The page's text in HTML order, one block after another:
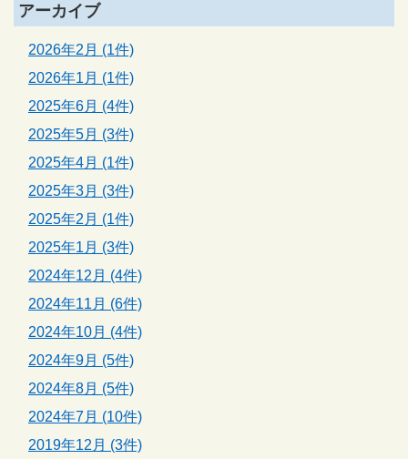
アーカイブ
2026年2月 (1件)
2026年1月 (1件)
2025年6月 (4件)
2025年5月 (3件)
2025年4月 (1件)
2025年3月 (3件)
2025年2月 (1件)
2025年1月 (3件)
2024年12月 (4件)
2024年11月 (6件)
2024年10月 (4件)
2024年9月 (5件)
2024年8月 (5件)
2024年7月 (10件)
2019年12月 (3件)